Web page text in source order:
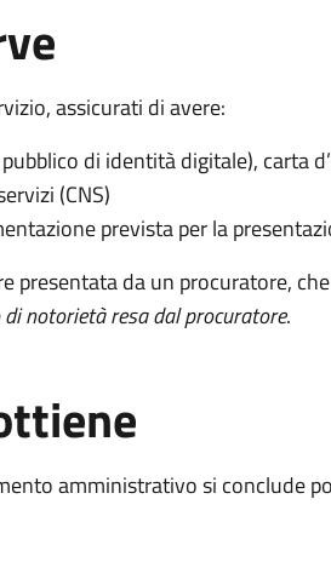
assicurati di avere:
di identità digitale), carta
(CNS)
prevista per la
presentata da un procuratore,
notorietà resa dal procuratore.
amministrativo si conclude